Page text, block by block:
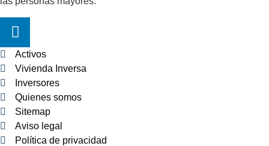
Activos
Vivienda Inversa
Inversores
Quienes somos
Sitemap
Aviso legal
Política de privacidad